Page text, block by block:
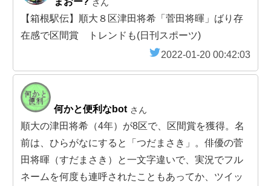
さん
【箱根駅伝】順大８区津田将希「菅田将暉」ばり存
在感で区間賞 トレンドも(日刊スポーツ)
2022-01-20 00:42:03
何かと便利なbot さん
順大の津田将希（4年）が8区で、区間賞を獲得。名
前は、ひらがなにすると「つだまさき」。俳優の菅
田将暉（すだまさき）と一文字違いで、実況でフル
ネームを何度も連呼されたこともあってか、ツイッ